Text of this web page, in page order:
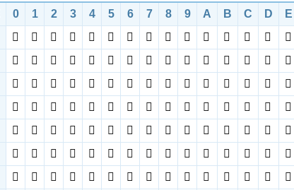
0 1 2 3 4 5 6 7 8 9 A B C D E
              
              
              
              
              
              
              